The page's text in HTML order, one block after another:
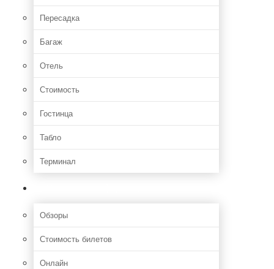
Пересадка
Багаж
Отель
Стоимость
Гостинца
Табло
Терминал
Обзоры
Стоимость билетов
Онлайн